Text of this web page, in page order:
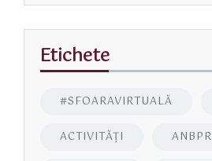
Etichete
#SFOARAVIRTUALĂ
ACTIVITĂŢI ANBPR